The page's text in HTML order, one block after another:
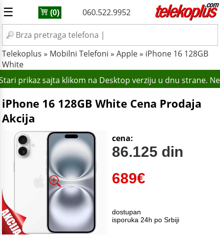
☰ (0) 060.522.9952
Telekoplus » Mobilni Telefoni » Apple» iPhone 16 128GB
White
prikaz sajta klikom na Desktop verziju u dnu strane.
iPhone 16 128GB White Cena Prodaja
Akcija
689€
cena:
86.125 din
dostupan
isporuka 24h po Srbiji